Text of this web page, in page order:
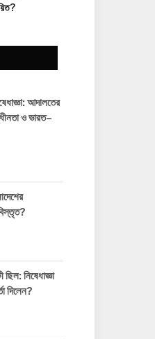
আদালতের
ও ভারত–
ছিল: নিষেধাজ্ঞা
দিলেন?